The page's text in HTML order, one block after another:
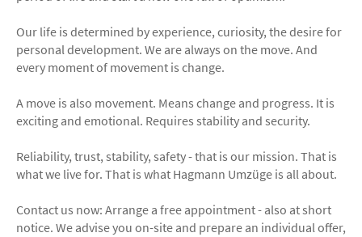
Our life is determined by experience, curiosity, the desire for
personal development. We are always on the move. And
every moment of movement is change.
A move is also movement. Means change and progress. It is
exciting and emotional. Requires stability and security.
Reliability, trust, stability, safety - that is our mission. That is
what we live for. That is what Hagmann Umzüge is all about.
Contact us now: Arrange a free appointment - also at short
notice. We advise you on-site and prepare an individual offer,